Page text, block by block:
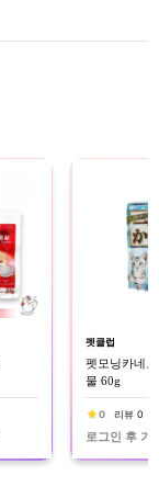
펫클럽
펫모닝카네
물 60g
0 리뷰 0
로그인 후 가